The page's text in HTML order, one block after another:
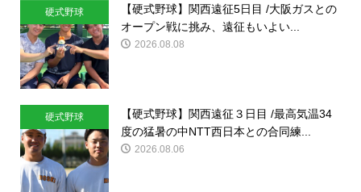
硬式野球
【硬式野球】関西遠征5日目 /大阪ガスとの
オープン戦に挑み、遠征もいよい...
2026.08.08
硬式野球
【硬式野球】関西遠征３日目 /最高気温34
度の猛暑の中NTT西日本との合同練...
2026.08.06